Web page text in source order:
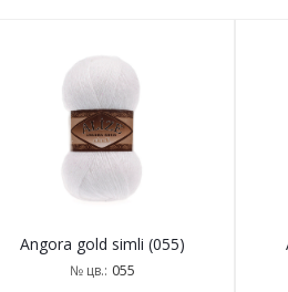
Angora gold simli (055)
№ цв.: 055